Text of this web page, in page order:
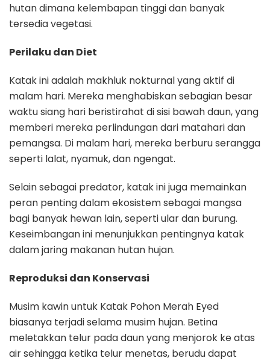
hutan dimana kelembapan tinggi dan banyak
tersedia vegetasi.
Perilaku dan Diet
Katak ini adalah makhluk nokturnal yang aktif di
malam hari. Mereka menghabiskan sebagian besar
waktu siang hari beristirahat di sisi bawah daun, yang
memberi mereka perlindungan dari matahari dan
pemangsa. Di malam hari, mereka berburu serangga
seperti lalat, nyamuk, dan ngengat.
Selain sebagai predator, katak ini juga memainkan
peran penting dalam ekosistem sebagai mangsa
bagi banyak hewan lain, seperti ular dan burung.
Keseimbangan ini menunjukkan pentingnya katak
dalam jaring makanan hutan hujan.
Reproduksi dan Konservasi
Musim kawin untuk Katak Pohon Merah Eyed
biasanya terjadi selama musim hujan. Betina
meletakkan telur pada daun yang menjorok ke atas
air sehingga ketika telur menetas, berudu dapat